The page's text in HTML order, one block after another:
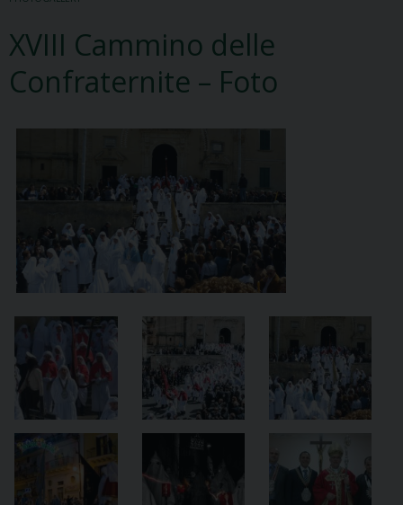
XVIII Cammino delle
Confraternite – Foto